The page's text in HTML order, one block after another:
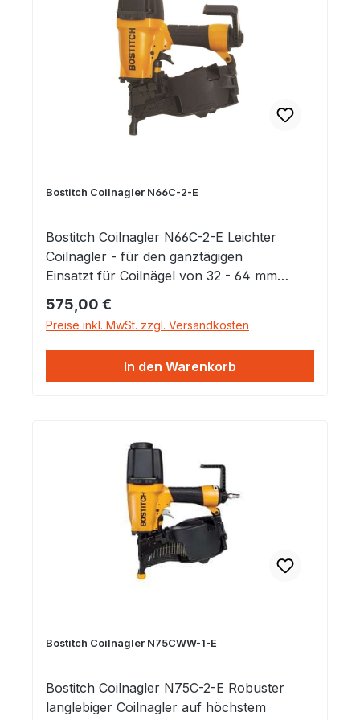
Nägel Staub- und Schmutzschutz
Robustes Magazin für längere Haltbarkeit
Höhenverstellbares Magazin
Bostitch Coilnagler N66C-2-E
Bostitch Coilnagler N66C-2-E Leichter
Coilnagler - für den ganztägigen
Einsatzt für Coilnägel von 32 - 64 mm
Gehäuse ist dieses Gerät ideal für den
ganztägigen Einsatz geeignet. Voll
verstellbarer Tiefenanschlag für höchste
Kontrolle. Einfach verstellbares Magazin.
Regulärer Preis:
575,00 €
Preise inkl. MwSt. zzgl. Versandkosten
In den Warenkorb
Bostitch Coilnagler N75CWW-1-E
Bostitch Coilnagler N75C-2-E Robuster
langlebiger Coilnagler auf höchstem